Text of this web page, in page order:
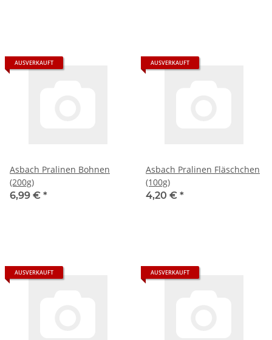
AUSVERKAUFT
Asbach Pralinen Bohnen
(200g)
6,99 € *
AUSVERKAUFT
Asbach Pralinen Fläschchen
(100g)
4,20 € *
AUSVERKAUFT AUSVERKAUFT